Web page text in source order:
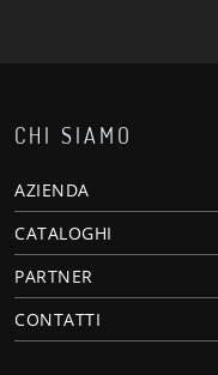
CHI SIAMO
AZIENDA
CATALOGHI
PARTNER
CONTATTI